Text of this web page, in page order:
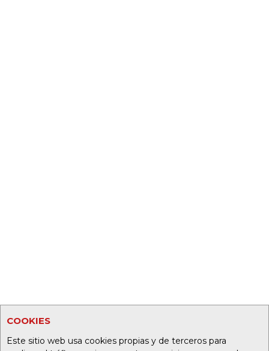
COOKIES
Este sitio web usa cookies propias y de terceros para